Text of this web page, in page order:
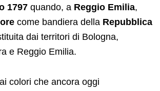
1797 quando, a Reggio Emilia,
come bandiera della Repubblica
dai territori di Bologna,
e Reggio Emilia.
colori che ancora oggi